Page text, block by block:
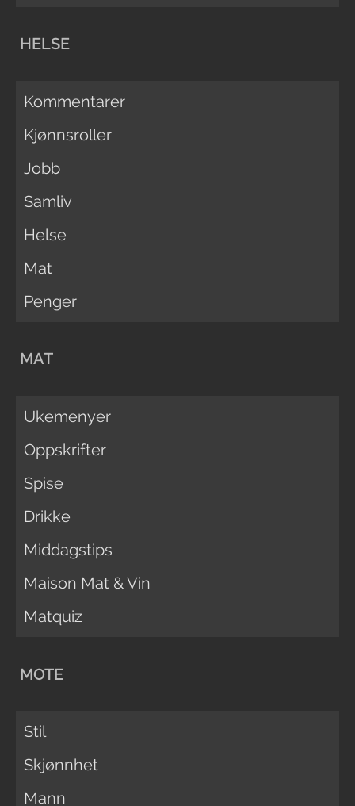
HELSE
Kommentarer
Kjønnsroller
Jobb
Samliv
Helse
Mat
Penger
MAT
Ukemenyer
Oppskrifter
Spise
Drikke
Middagstips
Maison Mat & Vin
Matquiz
MOTE
Stil
Skjønnhet
Mann